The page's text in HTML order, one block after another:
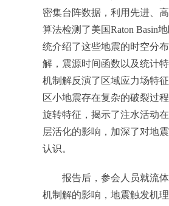
密集台阵数据，利用先进、
算法检测了美国Raton Basin
统介绍了这些地震的时空分
解，震源时间函数以及统计
机制解反演了区域应力场特
区小地震存在复杂的破裂过
旋转特征，揭示了注水活动
层活化的影响，加深了对地
认识。
报告后，参会人员就流体
机制解的影响，地震触发机